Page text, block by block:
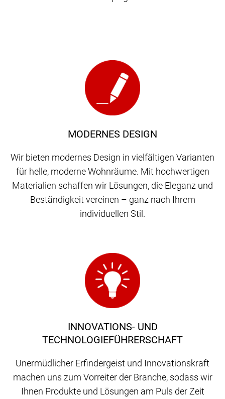
MODERNES DESIGN
Wir bieten modernes Design in vielfältigen Varianten
für helle, moderne Wohnräume. Mit hochwertigen
Materialien schaffen wir Lösungen, die Eleganz und
Beständigkeit vereinen – ganz nach Ihrem
individuellen Stil.
INNOVATIONS- UND
TECHNOLOGIEFÜHRERSCHAFT
Unermüdlicher Erfindergeist und Innovationskraft
machen uns zum Vorreiter der Branche, sodass wir
Ihnen Produkte und Lösungen am Puls der Zeit